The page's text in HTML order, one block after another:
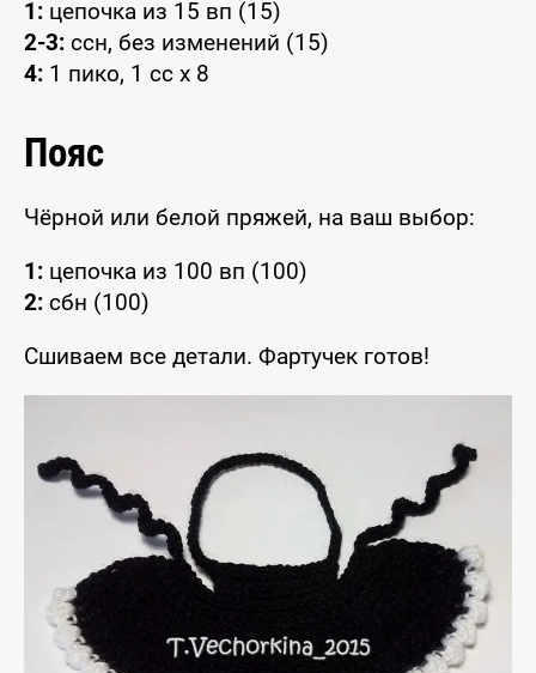
1: цепочка из 15 вп (15)
2-3: ссн, без изменений (15)
4: 1 пико, 1 сс x 8
Пояс
Чёрной или белой пряжей, на ваш выбор:
1: цепочка из 100 вп (100)
2: сбн (100)
Сшиваем все детали. Фартучек готов!